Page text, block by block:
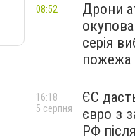
Дрони
серія
пожежа
08:52
ЄС
євро з
РФ
16:18
5 серпня